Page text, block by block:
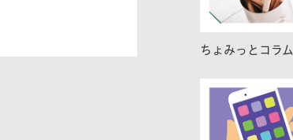
ちょみっとコラム